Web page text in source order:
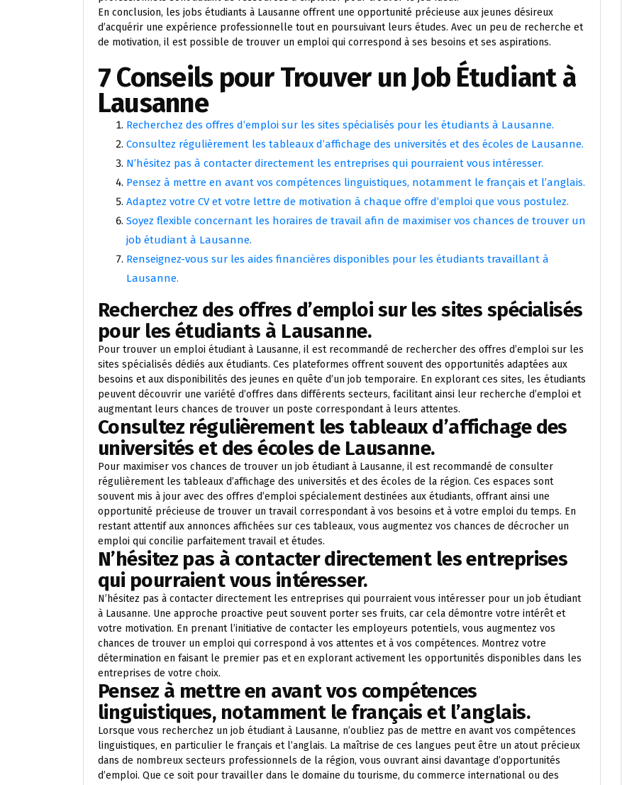
En conclusion, les jobs étudiants à Lausanne offrent une opportunité précieuse aux jeunes désireux
d’acquérir une expérience professionnelle tout en poursuivant leurs études. Avec un peu de recherche et
de motivation, il est possible de trouver un emploi qui correspond à ses besoins et ses aspirations.
7 Conseils pour Trouver un Job Étudiant à
Lausanne
Recherchez des offres d’emploi sur les sites spécialisés pour les étudiants à Lausanne.
Consultez régulièrement les tableaux d’affichage des universités et des écoles de Lausanne.
N’hésitez pas à contacter directement les entreprises qui pourraient vous intéresser.
Pensez à mettre en avant vos compétences linguistiques, notamment le français et l’anglais.
Adaptez votre CV et votre lettre de motivation à chaque offre d’emploi que vous postulez.
Soyez flexible concernant les horaires de travail afin de maximiser vos chances de trouver un
job étudiant à Lausanne.
Renseignez-vous sur les aides financières disponibles pour les étudiants travaillant à
Lausanne.
Recherchez des offres d’emploi sur les sites spécialisés
pour les étudiants à Lausanne.
Pour trouver un emploi étudiant à Lausanne, il est recommandé de rechercher des offres d’emploi sur les
sites spécialisés dédiés aux étudiants. Ces plateformes offrent souvent des opportunités adaptées aux
besoins et aux disponibilités des jeunes en quête d’un job temporaire. En explorant ces sites, les étudiants
peuvent découvrir une variété d’offres dans différents secteurs, facilitant ainsi leur recherche d’emploi et
augmentant leurs chances de trouver un poste correspondant à leurs attentes.
Consultez régulièrement les tableaux d’affichage des
universités et des écoles de Lausanne.
Pour maximiser vos chances de trouver un job étudiant à Lausanne, il est recommandé de consulter
régulièrement les tableaux d’affichage des universités et des écoles de la région. Ces espaces sont
souvent mis à jour avec des offres d’emploi spécialement destinées aux étudiants, offrant ainsi une
opportunité précieuse de trouver un travail correspondant à vos besoins et à votre emploi du temps. En
restant attentif aux annonces affichées sur ces tableaux, vous augmentez vos chances de décrocher un
emploi qui concilie parfaitement travail et études.
N’hésitez pas à contacter directement les entreprises
qui pourraient vous intéresser.
N’hésitez pas à contacter directement les entreprises qui pourraient vous intéresser pour un job étudiant
à Lausanne. Une approche proactive peut souvent porter ses fruits, car cela démontre votre intérêt et
votre motivation. En prenant l’initiative de contacter les employeurs potentiels, vous augmentez vos
chances de trouver un emploi qui correspond à vos attentes et à vos compétences. Montrez votre
détermination en faisant le premier pas et en explorant activement les opportunités disponibles dans les
entreprises de votre choix.
Pensez à mettre en avant vos compétences
linguistiques, notamment le français et l’anglais.
Lorsque vous recherchez un job étudiant à Lausanne, n’oubliez pas de mettre en avant vos compétences
linguistiques, en particulier le français et l’anglais. La maîtrise de ces langues peut être un atout précieux
dans de nombreux secteurs professionnels de la région, vous ouvrant ainsi davantage d’opportunités
d’emploi. Que ce soit pour travailler dans le domaine du tourisme, du commerce international ou des